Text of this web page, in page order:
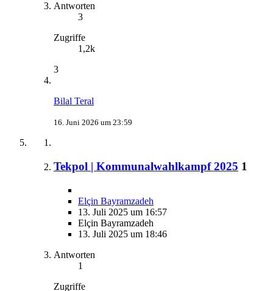
Antworten
3
Zugriffe
1,2k
3
Bilal Teral
16. Juni 2026 um 23:59
Tekpol | Kommunalwahlkampf 2025 1
Elçin Bayramzadeh
13. Juli 2025 um 16:57
Elçin Bayramzadeh
13. Juli 2025 um 18:46
Antworten
1
Zugriffe